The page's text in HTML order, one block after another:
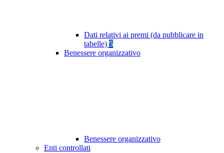
Dati relativi ai premi (da pubblicare in
tabelle) 5
Benessere organizzativo
Benessere organizzativo
Enti controllati